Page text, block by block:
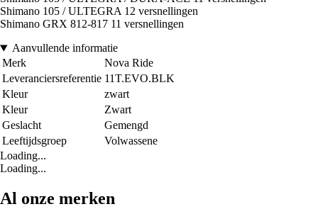
Shimano 105 / ULTEGRA 12 versnellingen
Shimano GRX 812-817 11 versnellingen
Aanvullende informatie
Merk
Nova Ride
Leveranciersreferentie 11T.EVO.BLK
Kleur
zwart
Kleur
Zwart
Geslacht
Gemengd
Leeftijdsgroep
Volwassene
Loading...
Loading...
Al onze merken